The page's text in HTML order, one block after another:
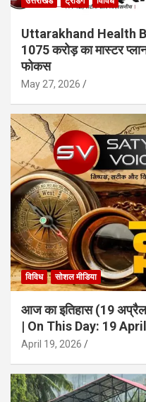
Uttarakhand Health
1075 करोड़ का मास्टर
फोकस
May 27, 2026
विविध सोशल मीडिया
आज का इतिहास (19
| On This Day: 19
April 19, 2026